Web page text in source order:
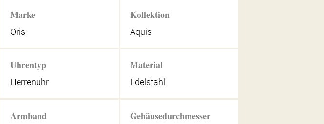
Marke
Oris
Kollektion
Aquis
Uhrentyp
Herrenuhr
Material
Edelstahl
Armband Gehäusedurchmesser